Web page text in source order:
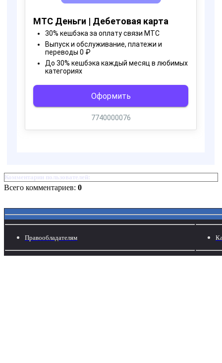
Комментарии пользователей:
Всего комментариев: 0
Правообладателям